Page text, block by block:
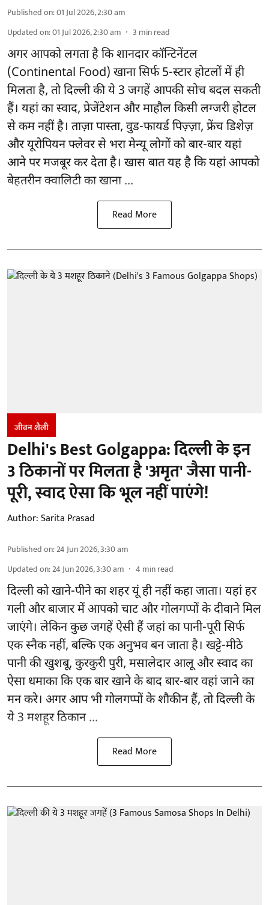
Published on:01 Jul 2026, 2:30 am
Updated on:01 Jul 2026, 2:30 am 3 min read
अगर आपको लगता है कि शानदार कॉन्टिनेंटल
(Continental Food) खाना सिर्फ 5-स्टार होटलों में ही
मिलता है, तो दिल्ली की ये 3 जगहें आपकी सोच बदल सकती
हैं। यहां का स्वाद, प्रेजेंटेशन और माहौल किसी लग्जरी होटल
से कम नहीं है। ताज़ा पास्ता, वुड-फायर्ड पिज़्ज़ा, फ्रेंच डिशेज़
और यूरोपियन फ्लेवर से भरा मेन्यू लोगों को बार-बार यहां
आने पर मजबूर कर देता है। खास बात यह है कि यहां आपको
बेहतरीन क्वालिटी का खाना ...
Read More
जीवन शैली
Delhi's Best Golgappa: दिल्ली के इन
3 ठिकानों पर मिलता है 'अमृत' जैसा पानी-
पूरी, स्वाद ऐसा कि भूल नहीं पाएंगे!
Author:Sarita Prasad
Published on:24 Jun 2026, 3:30 am
Updated on:24 Jun 2026, 3:30 am 4 min read
दिल्ली को खाने-पीने का शहर यूं ही नहीं कहा जाता। यहां हर
गली और बाजार में आपको चाट और गोलगप्पों के दीवाने मिल
जाएंगे। लेकिन कुछ जगहें ऐसी हैं जहां का पानी-पूरी सिर्फ
एक स्नैक नहीं, बल्कि एक अनुभव बन जाता है। खट्टे-मीठे
पानी की खुशबू, कुरकुरी पुरी, मसालेदार आलू और स्वाद का
ऐसा धमाका कि एक बार खाने के बाद बार-बार वहां जाने का
मन करे। अगर आप भी गोलगप्पों के शौकीन हैं, तो दिल्ली के
ये 3 मशहूर ठिकान ...
Read More